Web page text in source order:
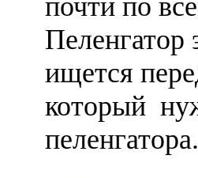
почти по
Пеленгатор
ищется
который
пеленгатора.